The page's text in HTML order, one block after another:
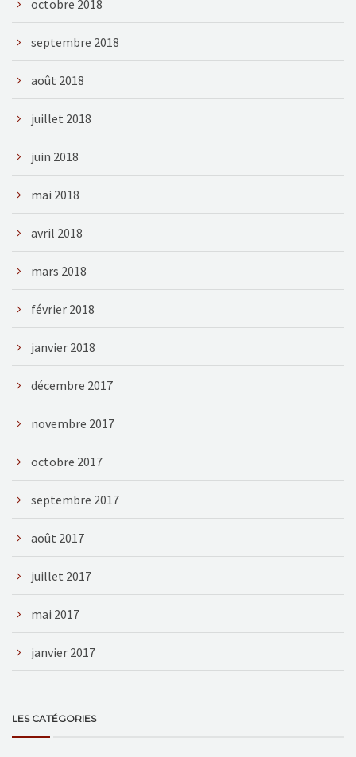
octobre 2018
septembre 2018
août 2018
juillet 2018
juin 2018
mai 2018
avril 2018
mars 2018
février 2018
janvier 2018
décembre 2017
novembre 2017
octobre 2017
septembre 2017
août 2017
juillet 2017
mai 2017
janvier 2017
LES CATÉGORIES